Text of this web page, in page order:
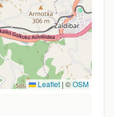
Leaflet | ©OSM